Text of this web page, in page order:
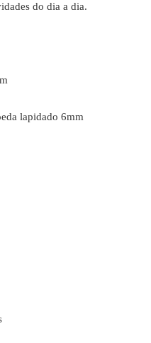
do dia a dia.
lapidado 6mm